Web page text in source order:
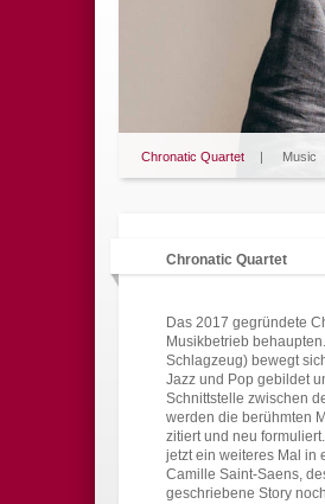
Chronatic Quartet | Music
Chronatic Quartet
Das 2017 gegründete
Musikbetrieb
Schlagzeug) bewegt
Jazz und Pop gebildet
Schnittstelle zwischen
werden die berühmten
zitiert und neu
jetzt ein weiteres Mal in
Camille Saint-Saens,
geschriebene Story